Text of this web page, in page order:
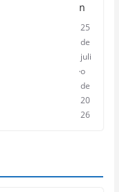
n
25
de
juli
o
de
20
26